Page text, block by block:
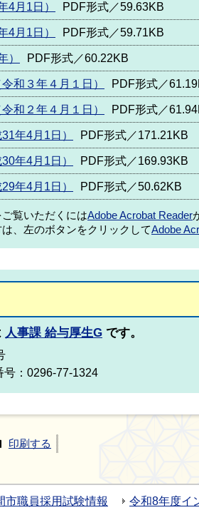
4月1日） PDF形式／59.63KB
4月1日） PDF形式／59.71KB
） PDF形式／60.22KB
和３年４月１日） PDF形式／
和２年４月１日） PDF形式／
年4月1日） PDF形式／171.21KB
年4月1日） PDF形式／169.93KB
年4月1日） PDF形式／50.62KB
覧いただくにはAdobe Acrobat Reader
、左のボタンをクリックしてAdobe
人事課 給与厚生G です。
：0296-77-1324
印刷する
市職員採用試験情報 令和8年度イ